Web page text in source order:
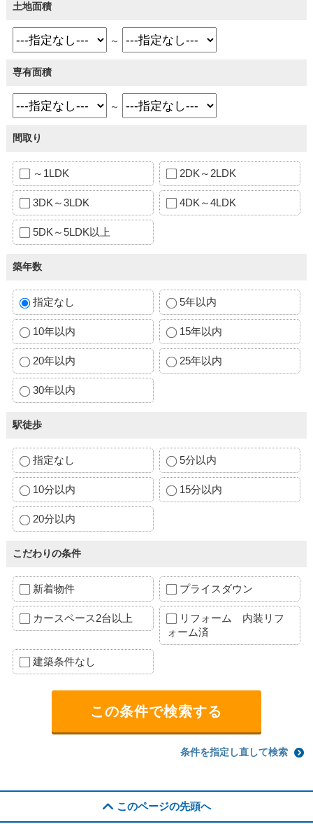
土地面積
～
専有面積
～
間取り
～1LDK 2DK～2LDK
3DK～3LDK 4DK～4LDK
5DK～5LDK以上
築年数
指定なし 5年以内
10年以内 15年以内
20年以内 25年以内
30年以内
駅徒歩
指定なし 5分以内
10分以内 15分以内
20分以内
こだわりの条件
新着物件 プライスダウン
カースペース2台以上
リフォーム 内装リフ
ォーム済
建築条件なし
条件を指定し直して検索
このページの先頭へ